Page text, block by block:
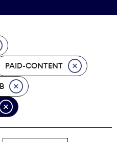
PAID-CONTENT